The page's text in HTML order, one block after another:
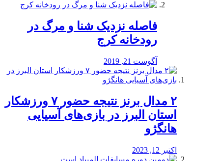
️فاصله نزدیک شنا و مرگ در
رودخانه کرج
آگوست 21, 2019
۲ مدال برنز نتیجه حضور ۷ ورزشکار
استان البرز در بازی‌های آسیایی
هانگژو
اکتبر 12, 2023